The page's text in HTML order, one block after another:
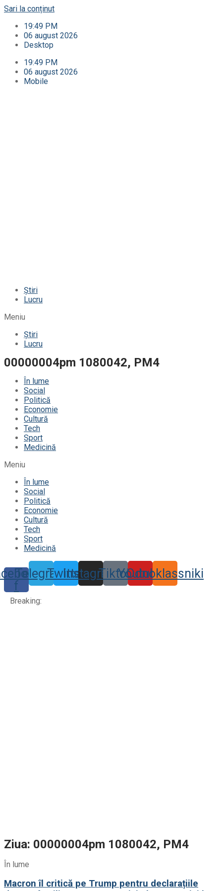
Sari la conținut
19:49 PM
06 august 2026
Desktop
19:49 PM
06 august 2026
Mobile
Știri
Lucru
Meniu
Știri
Lucru
00000004pm 1080042, PM4
În lume
Social
Politică
Economie
Cultură
Tech
Sport
Medicină
Meniu
În lume
Social
Politică
Economie
Cultură
Tech
Sport
Medicină
f
TelegramTwitter
Instagram
TiktokYoutube
Odnoklassniki
Breaking:
Ziua: 00000004pm 1080042, PM4
În lume
Macron îl critică pe Trump pentru declarațiile